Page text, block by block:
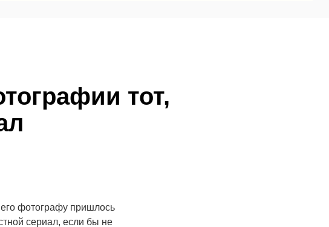
тот,
фотографу пришлось
сериал, если бы не